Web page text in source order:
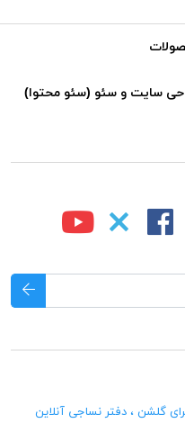
سایت و سئو (سئو محتوا)
گلشن ، دفتر نساجی آنلاین